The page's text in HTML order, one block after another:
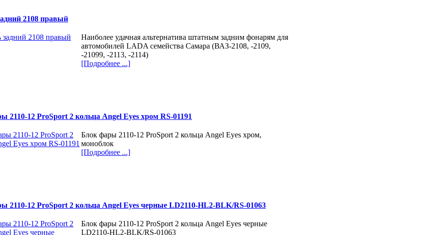
2108 правый
Наиболее удачная альтернатива штатным задним фонарям для
автомобилей LADA семейства Самара (ВАЗ-2108, -2109,
-21099, -2113, -2114)
[Подробнее ...]
2110-12 ProSport 2 кольца Angel Eyes хром RS-01191
Блок фары 2110-12 ProSport 2 кольца Angel Eyes хром,
моноблок
[Подробнее ...]
2110-12 ProSport 2 кольца Angel Eyes черные LD2110-HL2-BLK/RS-01063
Блок фары 2110-12 ProSport 2 кольца Angel Eyes черные
LD2110-HL2-BLK/RS-01063